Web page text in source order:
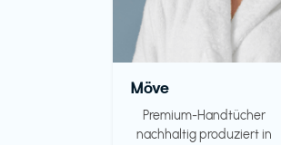
Möve
Premium-Handtücher
nachhaltig produziert in